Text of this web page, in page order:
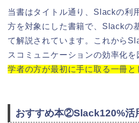
当書はタイトル通り、Slackの利
方を対象にした書籍で、Slackの
て解説されています。これから
スコミュニケーションの効率化
学者の方が最初に手に取る一冊と
おすすめ本②Slack120%活